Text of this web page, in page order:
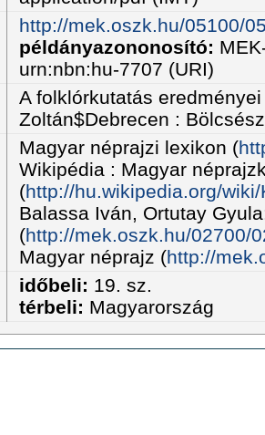
http://mek.oszk.hu/05100/
példányazononosító:
urn:nbn:hu-7707 (URI)
A folklórkutatás
Zoltán$Debrecen :
Magyar néprajzi lexikon (
Wikipédia : Magyar
(http://hu.wikipedia.org/
Balassa Iván, Ortutay
(http://mek.oszk.hu/02700/
Magyar néprajz (http://
időbeli: 19. sz.
térbeli: Magyarország